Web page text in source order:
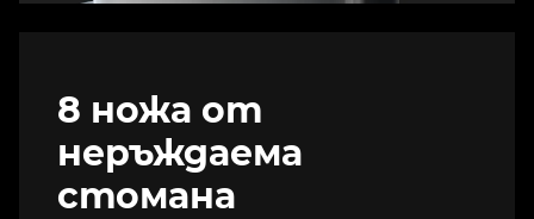
8 ножа от
неръждаема
стомана